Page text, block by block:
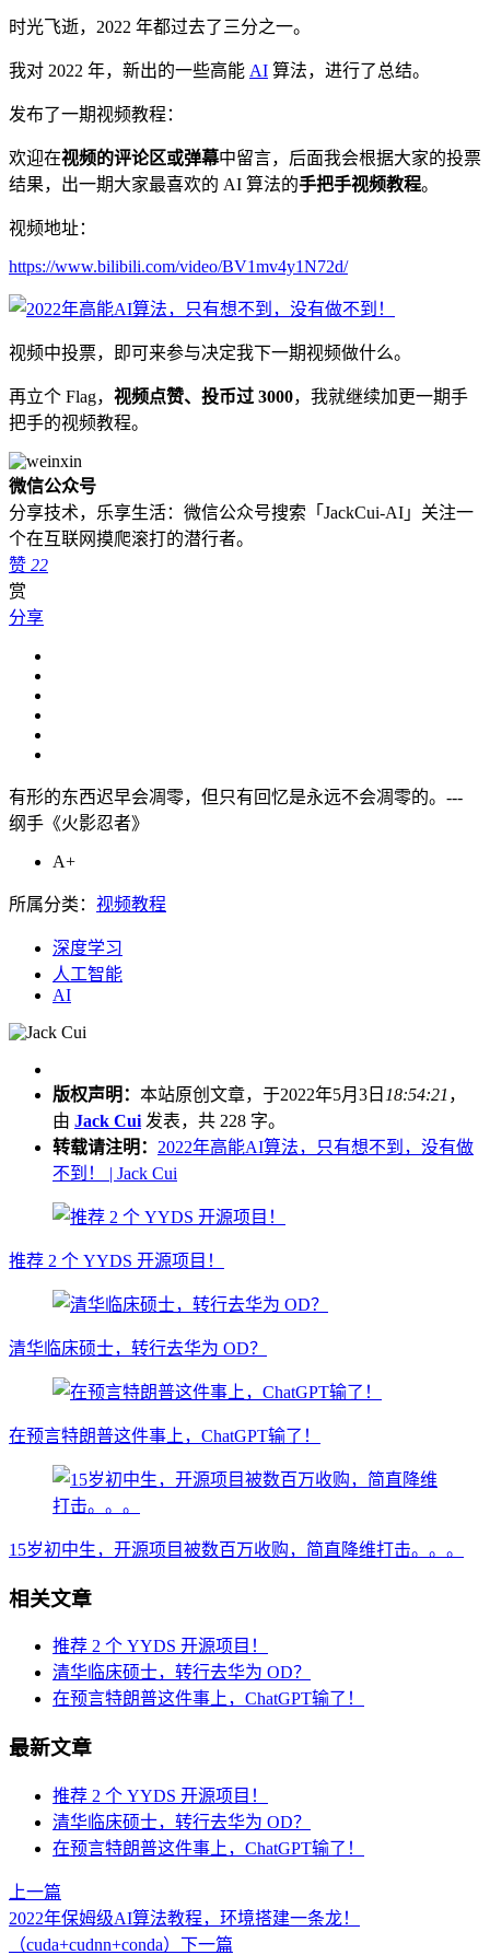
时光飞逝，2022 年都过去了三分之一。
我对 2022 年，新出的一些高能 AI 算法，进行了总结。
发布了一期视频教程：
欢迎在视频的评论区或弹幕中留言，后面我会根据大家的投票
结果，出一期大家最喜欢的 AI 算法的手把手视频教程。
视频地址：
https://www.bilibili.com/video/BV1mv4y1N72d/
视频中投票，即可来参与决定我下一期视频做什么。
再立个 Flag， 视频点赞、投币过 3000，我就继续加更一期手
把手的视频教程。
微信公众号
分享技术，乐享生活：微信公众号搜索「JackCui-AI」关注一
个在互联网摸爬滚打的潜行者。
赞 22
赏
分享
有形的东西迟早会凋零，但只有回忆是永远不会凋零的。---
纲手《火影忍者》
A+
所属分类： 视频教程
深度学习
人工智能
AI
版权声明： 本站原创文章，于2022年5月3日 18:54:21 ，
由 Jack Cui 发表，共 228 字。
转载请注明： 2022年高能AI算法，只有想不到，没有做
不到！ | Jack Cui
推荐 2 个 YYDS 开源项目！
清华临床硕士，转行去华为 OD？
在预言特朗普这件事上，ChatGPT输了！
15岁初中生，开源项目被数百万收购，简直降维打击。。。
相关文章
推荐 2 个 YYDS 开源项目！
清华临床硕士，转行去华为 OD？
在预言特朗普这件事上，ChatGPT输了！
最新文章
推荐 2 个 YYDS 开源项目！
清华临床硕士，转行去华为 OD？
在预言特朗普这件事上，ChatGPT输了！
上一篇
2022年保姆级AI算法教程，环境搭建一条龙！
（cuda+cudnn+conda） 下一篇